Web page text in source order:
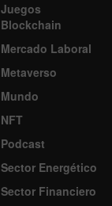
Juegos
Blockchain
Mercado Laboral
Metaverso
Mundo
NFT
Podcast
Sector Energético
Sector Financiero